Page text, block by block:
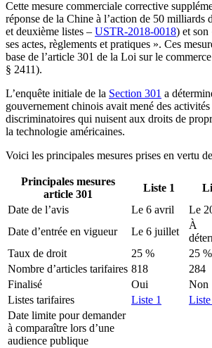
Cette mesure commerciale corrective
réponse de la Chine à l’action de 50 milliards
et deuxième listes – USTR-2018-0018) et son
ses actes, règlements et pratiques ». Ces
base de l’article 301 de la Loi sur le
§ 2411).
L’enquête initiale de la Section 301 a
gouvernement chinois avait mené des
discriminatoires qui nuisent aux droits de
la technologie américaines.
Voici les principales mesures prises en vertu
Principales mesures
article 301
Liste 1
Date de l’avis
Le 6 avril Le
Date d’entrée en vigueur
Le 6 juillet
À
Taux de droit
25 % 25 %
Nombre d’articles tarifaires 818 284
Finalisé
Oui Non
Listes tarifaires
Liste 1
Date limite pour demander
à comparaître lors d’une
audience publique